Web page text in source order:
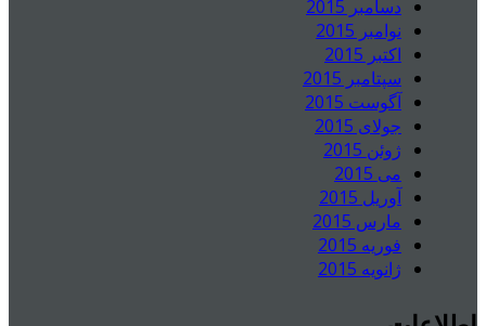
دسامبر 2015
نوامبر 2015
اکتبر 2015
سپتامبر 2015
آگوست 2015
جولای 2015
ژوئن 2015
می 2015
آوریل 2015
مارس 2015
فوریه 2015
ژانویه 2015